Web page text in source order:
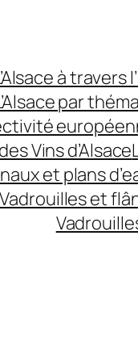
à travers
par
Vins d’Alsace
et plans
Vadrouilles et